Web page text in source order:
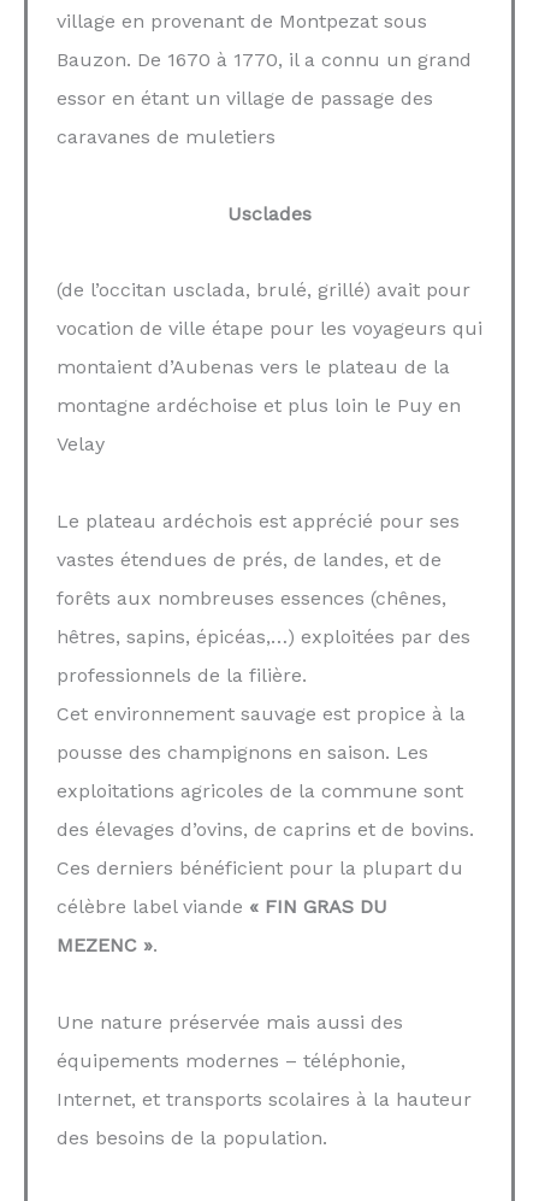
village en provenant de Montpezat sous
Bauzon. De 1670 à 1770, il a connu un grand
essor en étant un village de passage des
caravanes de muletiers
Usclades
(de l’occitan usclada, brulé, grillé) avait pour
vocation de ville étape pour les voyageurs qui
montaient d’Aubenas vers le plateau de la
montagne ardéchoise et plus loin le Puy en
Velay
Le plateau ardéchois est apprécié pour ses
vastes étendues de prés, de landes, et de
forêts aux nombreuses essences (chênes,
hêtres, sapins, épicéas,…) exploitées par des
professionnels de la filière.
Cet environnement sauvage est propice à la
pousse des champignons en saison. Les
exploitations agricoles de la commune sont
des élevages d’ovins, de caprins et de bovins.
Ces derniers bénéficient pour la plupart du
célèbre label viande « FIN GRAS DU
MEZENC ».
Une nature préservée mais aussi des
équipements modernes – téléphonie,
Internet, et transports scolaires à la hauteur
des besoins de la population.